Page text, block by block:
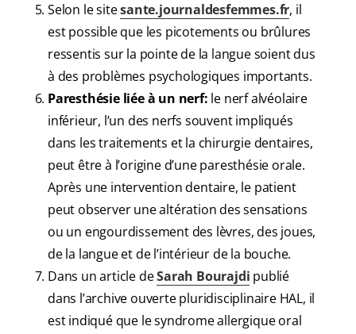
Selon le sitesante.journaldesfemmes.fr, il
est possible que les picotements ou brûlures
ressentis sur la pointe de la langue soient dus
à des problèmes psychologiques importants.
Paresthésie liée à un nerf: le nerf alvéolaire
inférieur, l’un des nerfs souvent impliqués
dans les traitements et la chirurgie dentaires,
peut être à l’origine d’une paresthésie orale.
Après une intervention dentaire, le patient
peut observer une altération des sensations
ou un engourdissement des lèvres, des joues,
de la langue et de l’intérieur de la bouche.
Dans un article deSarah Bourajdi publié
dans l’archive ouverte pluridisciplinaire HAL, il
est indiqué que le syndrome allergique oral